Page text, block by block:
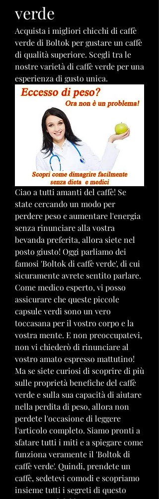
verde
Acquista i migliori chicchi di caffè
verde di Boltok per gustare un caffè
di qualità superiore. Scegli tra le
nostre varietà di caffè verde per una
esperienza di gusto unica.
Ciao a tutti amanti del caffè! Se
state cercando un modo per
perdere peso e aumentare l'energia
senza rinunciare alla vostra
bevanda preferita, allora siete nel
posto giusto! Oggi parliamo dei
famosi 'Boltok di caffè verde', di cui
sicuramente avrete sentito parlare.
Come medico esperto, vi posso
assicurare che queste piccole
capsule verdi sono un vero
toccasana per il vostro corpo e la
vostra mente. E non preoccupatevi,
non vi chiederò di rinunciare al
vostro amato espresso mattutino!
Ma se siete curiosi di scoprire di più
sulle proprietà benefiche del caffè
verde e sulla sua capacità di aiutare
nella perdita di peso, allora non
perdete l'occasione di leggere
l'articolo completo. Siamo pronti a
sfatare tutti i miti e a spiegare come
funziona veramente il 'Boltok di
caffè verde'. Quindi, prendete un
caffè, sedetevi comodi e scopriamo
insieme tutti i segreti di questo